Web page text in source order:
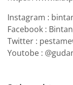
Instagram :
Facebook :
Twitter :
Youtobe :